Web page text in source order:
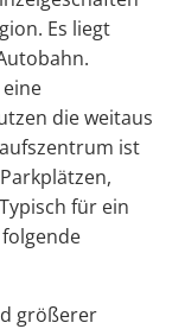
Es liegt
die weitaus
ist
für ein
größerer